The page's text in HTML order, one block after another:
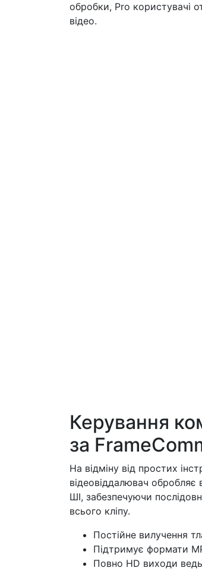
обробки, Pro користувачі
відео.
Керування
за
На відміну від простих
відеовіддалювач
ШІ, забезпечуючи
всього кліпу.
Постійне вилучення
Підтримує формати
Повно HD виходи ведь